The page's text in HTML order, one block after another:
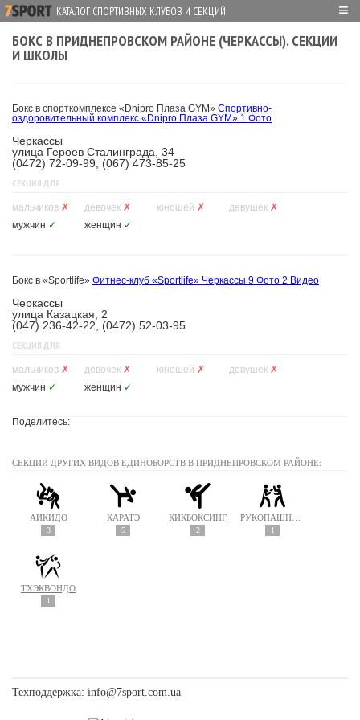
КАТАЛОГ СПОРТИВНЫХ КЛУБОВ И СЕКЦИЙ ≡
БОКС В ПРИДНЕПРОВСКОМ РАЙОНЕ (ЧЕРКАССЫ). СЕКЦИИ
И ШКОЛЫ
Бокс в спорткомплексе «Dnipro Плаза GYM» Спортивно-
оздоровительный комплекс «Dnipro Плаза GYM» 1 Фото
Черкассы
улица Героев Сталинграда, 34
(0472) 72-09-99, (067) 473-85-25
СЕКЦИЯ ДЛЯ
мальчиков ✗ девочек ✗ юношей ✗ девушек ✗
мужчин ✓ женщин ✓
Бокс в «Sportlife» Фитнес-клуб «Sportlife» Черкассы 9 Фото 2 Видео
Черкассы
улица Казацкая, 2
(047) 236-42-22, (0472) 52-03-95
СЕКЦИЯ ДЛЯ
мальчиков ✗ девочек ✗ юношей ✗ девушек ✗
мужчин ✓ женщин ✓
Поделитесь:
СЕКЦИИ ДРУГИХ ВИДОВ ЕДИНОБОРСТВ В ПРИДНЕПРОВСКОМ РАЙОНЕ:
АЙКИДО
3
КАРАТЭ
5
КИКБОКСИНГ
2 1
ТХЭКВОНДО
1
Техподдержка: info@7sport.com.ua